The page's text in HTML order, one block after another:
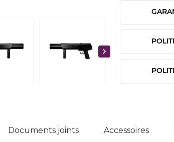

Documents joints Accessoires